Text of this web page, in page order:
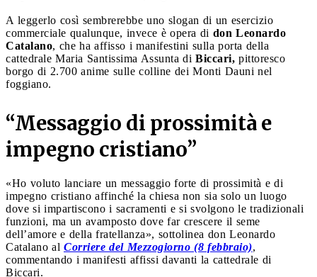
A leggerlo così sembrerebbe uno slogan di un esercizio
commerciale qualunque, invece è opera di don Leonardo
Catalano, che ha affisso i manifestini sulla porta della
cattedrale Maria Santissima Assunta di Biccari, pittoresco
borgo di 2.700 anime sulle colline dei Monti Dauni nel
foggiano.
“Messaggio di prossimità e
impegno cristiano”
«Ho voluto lanciare un messaggio forte di prossimità e di
impegno cristiano affinché la chiesa non sia solo un luogo
dove si impartiscono i sacramenti e si svolgono le tradizionali
funzioni, ma un avamposto dove far crescere il seme
dell’amore e della fratellanza», sottolinea don Leonardo
Catalano al Corriere del Mezzogiorno (8 febbraio),
commentando i manifesti affissi davanti la cattedrale di
Biccari.